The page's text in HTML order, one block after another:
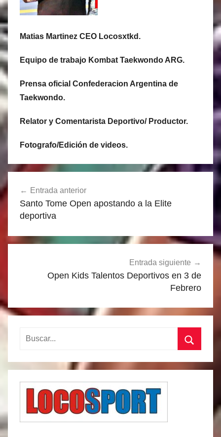
Matias Martinez CEO Locosxtkd.
Equipo de trabajo Kombat Taekwondo ARG.
Prensa oficial Confederacion Argentina de
Taekwondo.
Relator y Comentarista Deportivo/ Productor.
Fotografo/Edición de videos.
Navegación
de
entradas
Entrada anterior
Santo Tome Open apostando a la Elite
deportiva
Entrada siguiente
Open Kids Talentos Deportivos en 3 de
Febrero
Buscar: